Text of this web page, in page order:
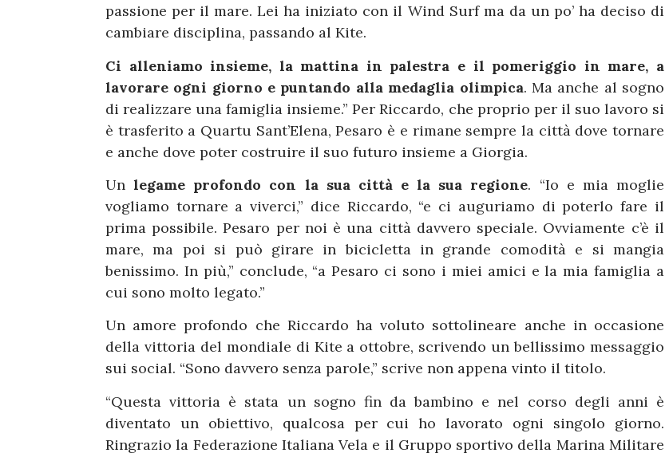
passione per il mare. Lei ha iniziato con il Wind Surf ma da un po’ ha deciso di
cambiare disciplina, passando al Kite.
Ci alleniamo insieme, la mattina in palestra e il pomeriggio in mare, a
lavorare ogni giorno e puntando alla medaglia olimpica. Ma anche al sogno
di realizzare una famiglia insieme.” Per Riccardo, che proprio per il suo lavoro si
è trasferito a Quartu Sant’Elena, Pesaro è e rimane sempre la città dove tornare
e anche dove poter costruire il suo futuro insieme a Giorgia.
Unlegame profondo con la sua città e la sua regione. “Io e mia moglie
vogliamo tornare a viverci,” dice Riccardo, “e ci auguriamo di poterlo fare il
prima possibile. Pesaro per noi è una città davvero speciale. Ovviamente c’è il
mare, ma poi si può girare in bicicletta in grande comodità e si mangia
benissimo. In più,” conclude, “a Pesaro ci sono i miei amici e la mia famiglia a
cui sono molto legato.”
Un amore profondo che Riccardo ha voluto sottolineare anche in occasione
della vittoria del mondiale di Kite a ottobre, scrivendo un bellissimo messaggio
sui social. “Sono davvero senza parole,” scrive non appena vinto il titolo.
“Questa vittoria è stata un sogno fin da bambino e nel corso degli anni è
diventato un obiettivo, qualcosa per cui ho lavorato ogni singolo giorno.
Ringrazio la Federazione Italiana Vela e il Gruppo sportivo della Marina Militare